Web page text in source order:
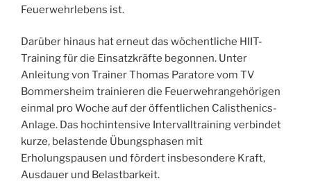
Feuerwehrlebens ist.
Darüber hinaus hat erneut das wöchentliche HIIT-
Training für die Einsatzkräfte begonnen. Unter
Anleitung von Trainer Thomas Paratore vom TV
Bommersheim trainieren die Feuerwehrangehörigen
einmal pro Woche auf der öffentlichen Calisthenics-
Anlage. Das hochintensive Intervalltraining verbindet
kurze, belastende Übungsphasen mit
Erholungspausen und fördert insbesondere Kraft,
Ausdauer und Belastbarkeit.